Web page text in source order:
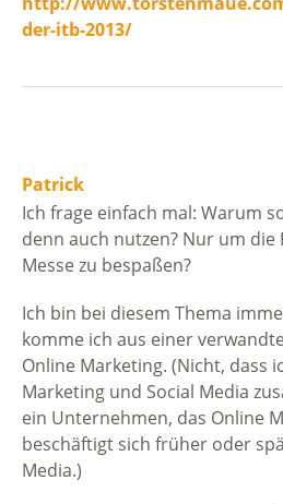
der-itb-2013/
Patrick
Ich frage einfach mal: Warum
denn auch nutzen? Nur um die
Messe zu bespaßen?
Ich bin bei diesem Thema
komme ich aus einer
Online Marketing. (Nicht, dass
Marketing und Social Media
ein Unternehmen, das Online
beschäftigt sich früher oder
Media.)